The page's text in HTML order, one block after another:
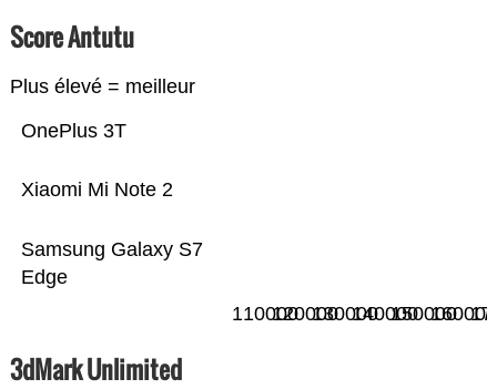
Score Antutu
Plus élevé = meilleur
Samsung Galaxy S7
Edge
Xiaomi Mi Note 2
OnePlus 3T
110000120000130000140000150000160000
3dMark Unlimited